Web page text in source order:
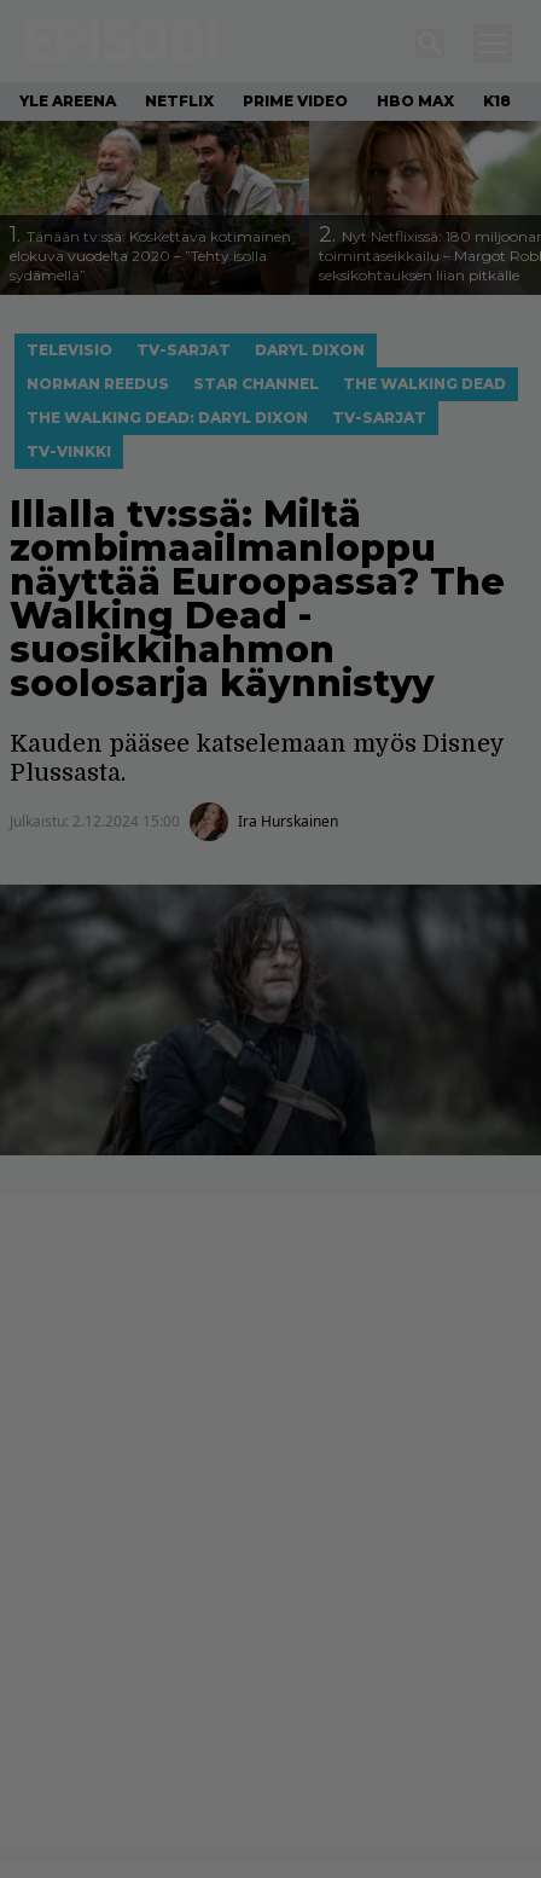
YLE AREENA NETFLIX PRIME VIDEO HBO MAX K18
1. Tänään tv:ssä: Koskettava kotimainen
elokuva vuodelta 2020 – ”Tehty isolla
sydämellä”
2. Nyt Netflixissä: 180
toimintaseikkailu – Margot
seksikohtauksen liian pitkälle
TELEVISIO TV-SARJAT
DARYL DIXON
NORMAN REEDUS
STAR CHANNEL
THE WALKING DEAD
THE WALKING DEAD: DARYL DIXON
TV-SARJAT
TV-VINKKI
Illalla tv:ssä: Miltä
zombimaailmanloppu
näyttää Euroopassa? The
Walking Dead -
suosikkihahmon
soolosarja käynnistyy
Kauden pääsee katselemaan myös Disney
Plussasta.
Julkaistu: 2.12.2024 15:00 Ira Hurskainen